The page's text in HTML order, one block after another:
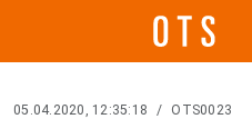
05.04.2020, 12:35:18 / OTS0023